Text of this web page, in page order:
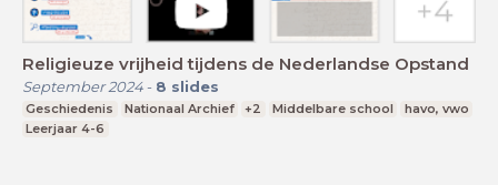
Religieuze vrijheid tijdens de Nederlandse Opstand
September 2024- 8 slides
Geschiedenis Nationaal Archief +2 Middelbare school
havo, vwo
Leerjaar 4-6